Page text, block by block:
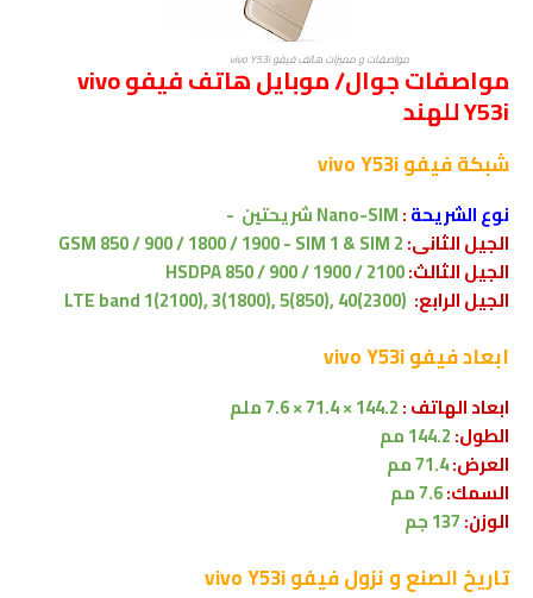
مواصفات و مميزات هاتف فيفو vivo Y53i مواصفات جوال/ موبايل هاتف فيفو vivo
Y53i للهند
شبكةفيفو vivo Y53i
نوع الشريحة:
Nano-SIMشريحتين -
الجيل الثانى:GSM 850 / 900 / 1800 / 1900 - SIM 1 & SIM 2
الجيل الثالث:HSDPA 850 / 900 / 1900 / 2100
الجيل الرابع: LTE band 1(2100), 3(1800), 5(850), 40(2300)
ابعادفيفو vivo Y53i
ابعاد الهاتف :144.2 × 71.4 × 7.6 ملم
الطول:144.2 مم
العرض:
السمك:7.6 مم
الوزن:
تاريخ الصنع و نزولفيفو vivo Y53i